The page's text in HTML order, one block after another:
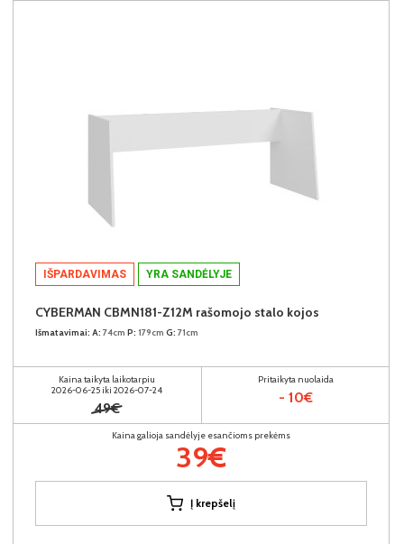
IŠPARDAVIMAS YRA SANDĖLYJE
CYBERMAN CBMN181-Z12M rašomojo stalo kojos
Išmatavimai: A: 74cm P: 179cm G: 71cm
Kaina taikyta laikotarpiu
2026-06-25 iki 2026-07-24
49€
Pritaikyta nuolaida
- 10€
Kaina galioja sandėlyje esančioms prekėms
39€
Į krepšelį